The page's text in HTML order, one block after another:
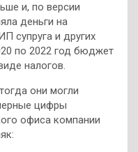
и, по версии
деньги на
супруга и других
по 2022 год бюджет
налогов.
они могли
цифры
офиса компании